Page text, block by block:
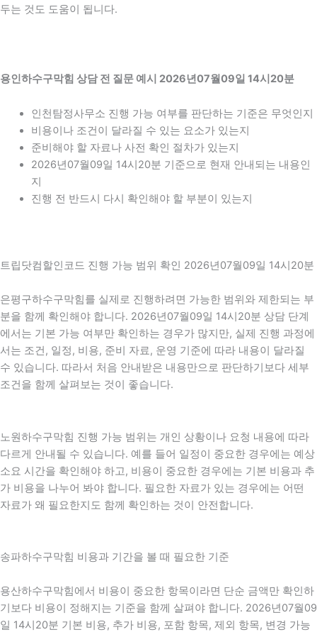
두는 것도 도움이 됩니다.
용인하수구막힘 상담 전 질문 예시 2026년07월09일 14시20분
인천탐정사무소 진행 가능 여부를 판단하는 기준은 무엇인지
비용이나 조건이 달라질 수 있는 요소가 있는지
준비해야 할 자료나 사전 확인 절차가 있는지
2026년07월09일 14시20분 기준으로 현재 안내되는 내용인
지
진행 전 반드시 다시 확인해야 할 부분이 있는지
트립닷컴할인코드 진행 가능 범위 확인 2026년07월09일 14시20분
은평구하수구막힘를 실제로 진행하려면 가능한 범위와 제한되는 부
분을 함께 확인해야 합니다. 2026년07월09일 14시20분 상담 단계
에서는 기본 가능 여부만 확인하는 경우가 많지만, 실제 진행 과정에
서는 조건, 일정, 비용, 준비 자료, 운영 기준에 따라 내용이 달라질
수 있습니다. 따라서 처음 안내받은 내용만으로 판단하기보다 세부
조건을 함께 살펴보는 것이 좋습니다.
노원하수구막힘 진행 가능 범위는 개인 상황이나 요청 내용에 따라
다르게 안내될 수 있습니다. 예를 들어 일정이 중요한 경우에는 예상
소요 시간을 확인해야 하고, 비용이 중요한 경우에는 기본 비용과 추
가 비용을 나누어 봐야 합니다. 필요한 자료가 있는 경우에는 어떤
자료가 왜 필요한지도 함께 확인하는 것이 안전합니다.
송파하수구막힘 비용과 기간을 볼 때 필요한 기준
용산하수구막힘에서 비용이 중요한 항목이라면 단순 금액만 확인하
기보다 비용이 정해지는 기준을 함께 살펴야 합니다. 2026년07월09
일 14시20분 기본 비용, 추가 비용, 포함 항목, 제외 항목, 변경 가능